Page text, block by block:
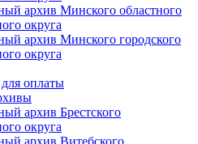
архив Минского областного
округа
архив Минского городского
округа
оплаты
архив Брестского
округа